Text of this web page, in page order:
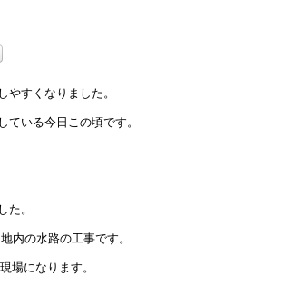
すくなりました。
ている今日この頃です。
た。
内の水路の工事です。
場になります。